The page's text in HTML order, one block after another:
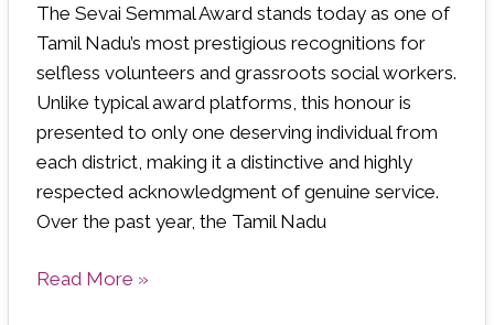
The Sevai Semmal Award stands today as one of
Tamil Nadu’s most prestigious recognitions for
selfless volunteers and grassroots social workers.
Unlike typical award platforms, this honour is
presented to only one deserving individual from
each district, making it a distinctive and highly
respected acknowledgment of genuine service.
Over the past year, the Tamil Nadu
IIT
Madras
on
International
Volunteers
Day
Read More »